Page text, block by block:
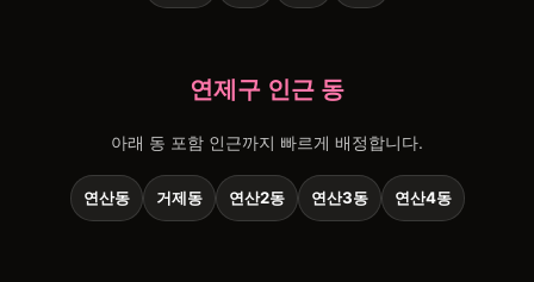
연제구 인근 동
아래 동 포함 인근까지 빠르게 배정합니다.
연산동 거제동 연산2동 연산3동 연산4동